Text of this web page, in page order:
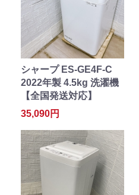
シャープ ES-GE4F-C
2022年製 4.5kg 洗濯機
【全国発送対応】
35,090円